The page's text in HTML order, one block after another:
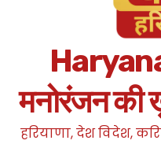
मनोरंजन
हरियाणा, देश विदेश,